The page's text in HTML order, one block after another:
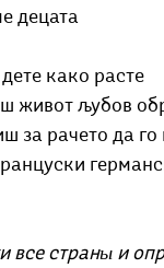
децата
како расте
живот љубов
за рачето да го
все страны и